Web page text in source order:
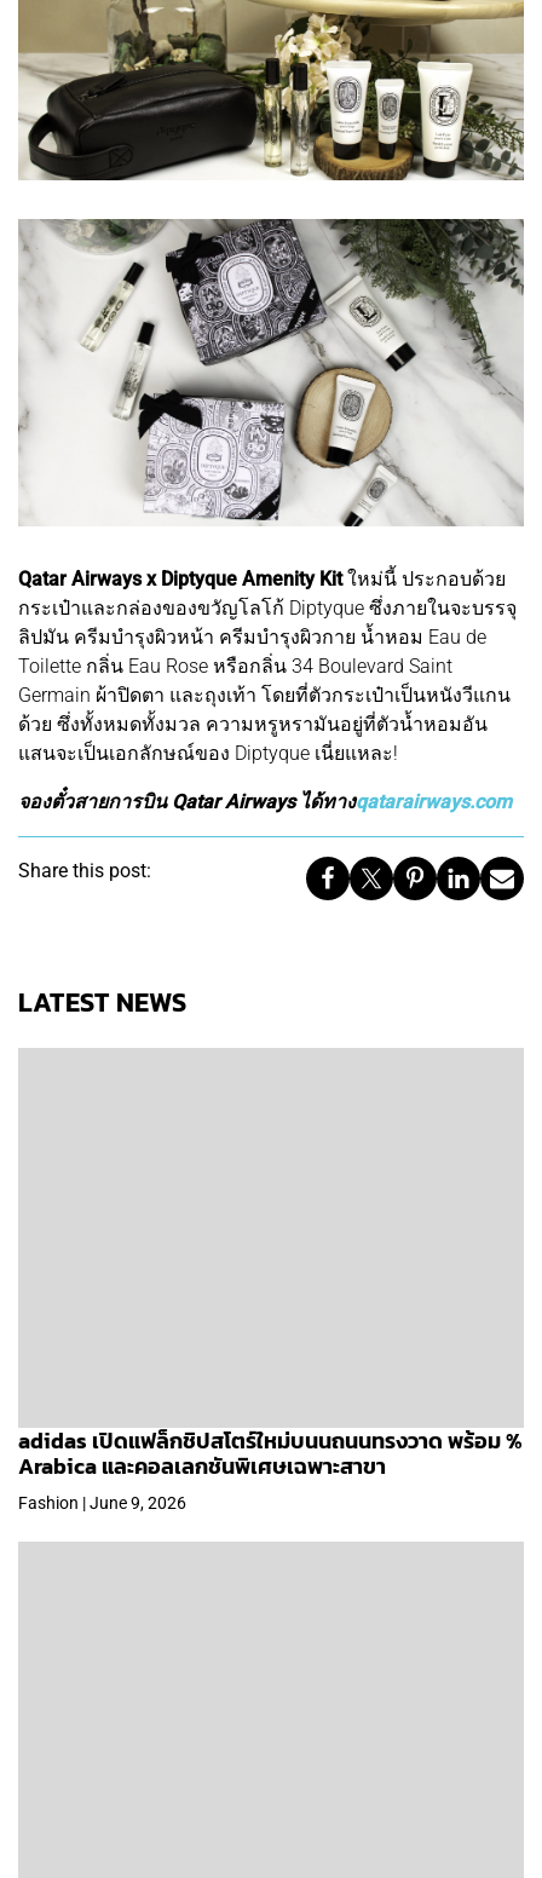
Qatar Airways x Diptyque Amenity Kitใหม่นี้ ประกอบด้วย
กระเป๋าและกล่องของขวัญโลโก้ Diptyque ซึ่งภายในจะบรรจุ
ลิปมัน ครีมบำรุงผิวหน้า ครีมบำรุงผิวกาย น้ำหอม Eau de
Toilette กลิ่น Eau Rose หรือกลิ่น 34 Boulevard Saint
Germain ผ้าปิดตา และถุงเท้า โดยที่ตัวกระเป๋าเป็นหนังวีแกน
ด้วย ซึ่งทั้งหมดทั้งมวล ความหรูหรามันอยู่ที่ตัวน้ำหอมอัน
แสนจะเป็นเอกลักษณ์ของ Diptyque เนี่ยแหละ!
จองตั๋วสายการบิน Qatar Airways ได้ทางqatarairways.com
Share this post:
LATEST NEWS
adidas เปิดแฟล็กชิปสโตร์ใหม่บนนถนนทรงวาด พร้อม %
Arabica และคอลเลกชันพิเศษเฉพาะสาขา
Fashion | June 9, 2026